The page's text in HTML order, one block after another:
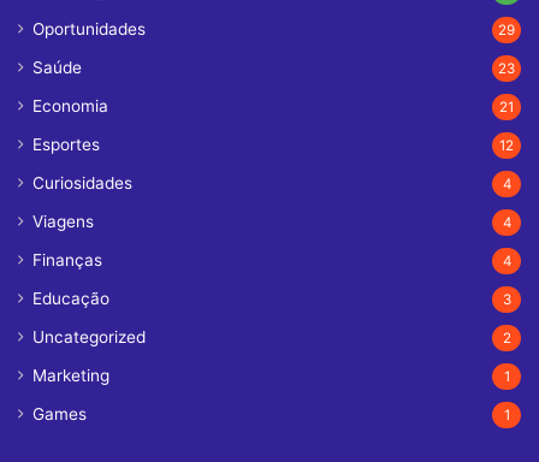
Oportunidades 29
Saúde 23
Economia 21
Esportes 12
Curiosidades 4
Viagens 4
Finanças 4
Educação 3
Uncategorized 2
Marketing 1
Games 1